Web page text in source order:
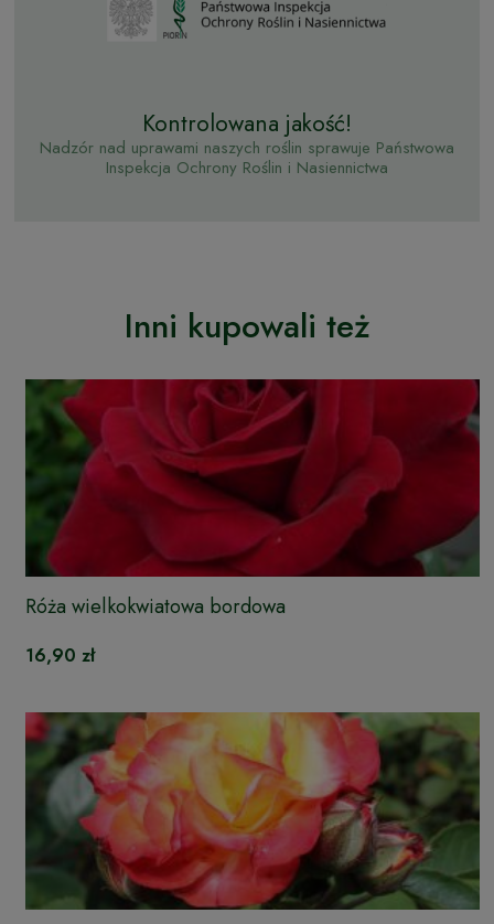
Kontrolowana jakość!
Nadzór nad uprawami naszych roślin sprawuje Państwowa
Inspekcja Ochrony Roślin i Nasiennictwa
Inni kupowali też
Róża wielkokwiatowa bordowa
16,90 zł